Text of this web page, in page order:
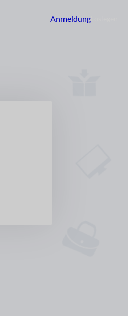
Anmeldung